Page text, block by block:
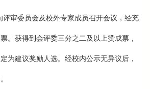
评审委员会及校外专家成员召开会议，经充
。获得到会评委三分之二及以上赞成票，
为建议奖励人选。经校内公示无异议后，